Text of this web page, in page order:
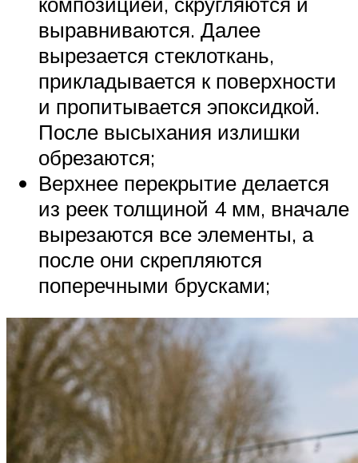
выравниваются. Далее
вырезается стеклоткань,
прикладывается к поверхности
и пропитывается эпоксидкой.
После высыхания излишки
обрезаются;
Верхнее перекрытие делается
из реек толщиной 4 мм, вначале
вырезаются все элементы, а
после они скрепляются
поперечными брусками;